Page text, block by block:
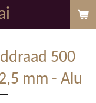
500
mm - Alu